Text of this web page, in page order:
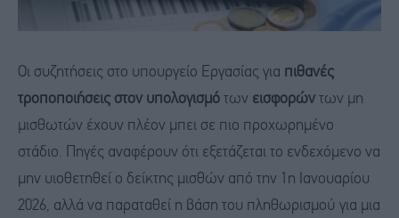
Οι συζητήσεις στο υπουργείο Εργασίας για πιθανές
τροποποιήσεις στον υπολογισμό των εισφορών των μη
μισθωτών έχουν πλέον μπει σε πιο προχωρημένο
στάδιο. Πηγές αναφέρουν ότι εξετάζεται το ενδεχόμενο να
μην υιοθετηθεί ο δείκτης μισθών από την 1η Ιανουαρίου
2026, αλλά να παραταθεί η βάση του πληθωρισμού για μια